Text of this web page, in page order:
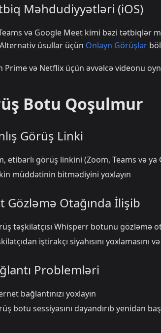
Məhdudiyyətləri (iOS)
və Google Meet kimi bəzi tətbiqlər
üsullar üçün Onlayn Görüşlər
Prime və Netflix üçün əvvəlcə videonu
Botu Qoşulmur
Görüş Linki
etibarlı görüş linkini (Zoom, Teams və ya
müddətinin bitmədiyini yoxlayın
Gözləmə Otağında İlişib
təşkilatçısı Whisperr botunu gözləmə
iştirakçı siyahısını yoxlamasını
Problemləri
bağlantınızı yoxlayın
botu sessiyasını dayandırıb yenidən